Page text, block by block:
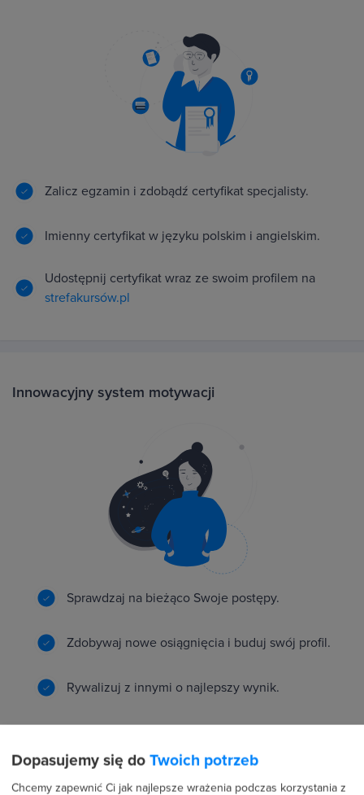
Zalicz egzamin i zdobądź certyfikat specjalisty.
Imienny certyfikat w języku polskim i angielskim.
Udostępnij certyfikat wraz ze swoim profilem na
strefakursów.pl
Innowacyjny system motywacji
Sprawdzaj na bieżąco Swoje postępy.
Zdobywaj nowe osiągnięcia i buduj swój profil.
Rywalizuj z innymi o najlepszy wynik.
Rekomendacje i dostęp do ofert pracy naszych
Dopasujemy się do Twoich potrzeb
Chcemy zapewnić Ci jak najlepsze wrażenia podczas korzystania z